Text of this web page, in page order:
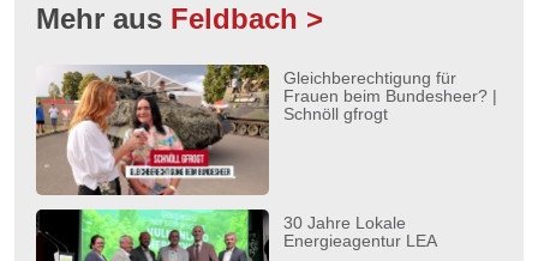
Mehr aus Feldbach >
Gleichberechtigung für
Frauen beim Bundesheer? |
Schnöll gfrogt
30 Jahre Lokale
Energieagentur LEA